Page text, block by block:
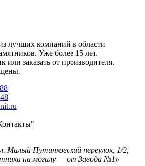
лучших компаний в области
Уже более 15 лет.
или заказать от производителя.
Малый Путинковский переулок, 1/2,
на могилу — от Завода №1»